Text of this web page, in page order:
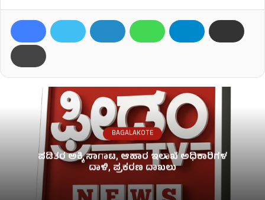
BAGALAKOTE
ಪಡಿತರ ಅಕ್ಕಿ ಸಾಗಾಟ, ಆಹಾರ ಇಲಾಖೆ ಅಧಿಕಾರಿಗಳ
ದಾಳಿ, ಪ್ರಕರಣ ದಾಖಲು